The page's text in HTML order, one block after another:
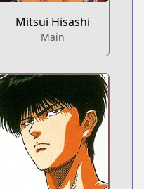
Mitsui Hisashi
Main